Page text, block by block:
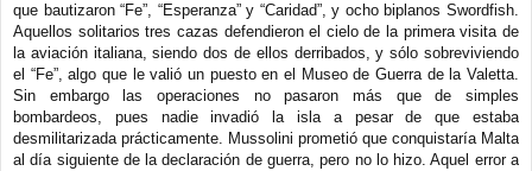
que bautizaron “Fe”, “Esperanza” y “Caridad”, y ocho biplanos Swordfish.
Aquellos solitarios tres cazas defendieron el cielo de la primera visita de
la aviación italiana, siendo dos de ellos derribados, y sólo sobreviviendo
el “Fe”, algo que le valió un puesto en el Museo de Guerra de la Valetta.
Sin embargo las operaciones no pasaron más que de simples
bombardeos, pues nadie invadió la isla a pesar de que estaba
desmilitarizada prácticamente. Mussolini prometió que conquistaría Malta
al día siguiente de la declaración de guerra, pero no lo hizo. Aquel error a